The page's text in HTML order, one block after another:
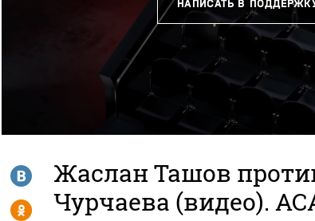
Жаслан Ташов
Чурчаева (видео).
R
Y